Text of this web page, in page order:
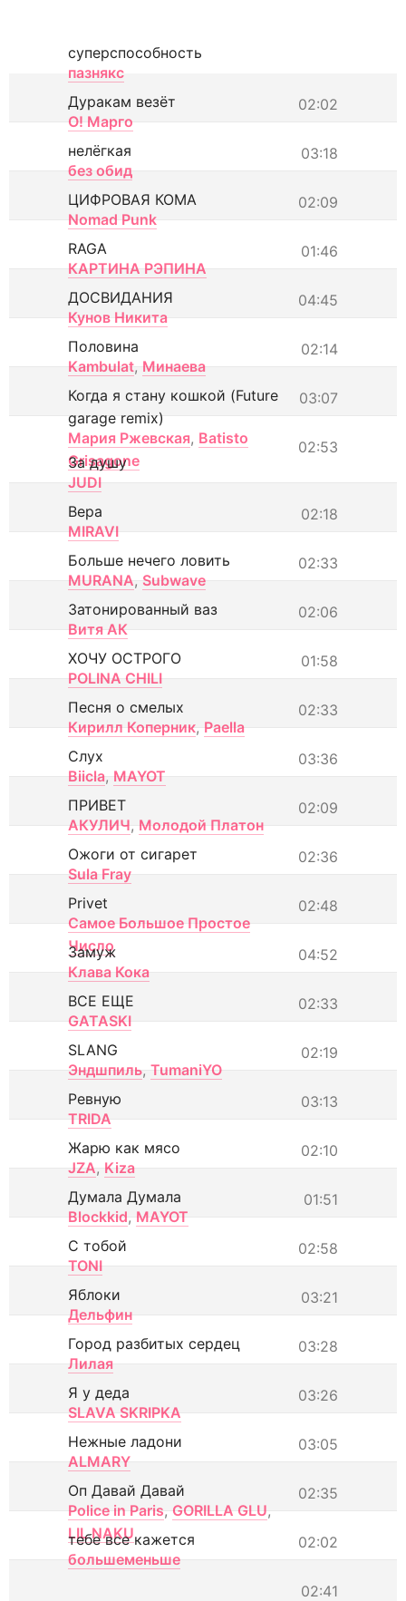
суперспособность
пазнякс
02:02
Дуракам везёт
О! Марго
03:18
нелёгкая
без обид
02:09
ЦИФРОВАЯ КОМА
Nomad Punk
01:46
RAGA
КАРТИНА РЭПИНА
04:45
ДОСВИДАНИЯ
Кунов Никита
02:14
Половина
Kambulat, Минаева
03:07
Когда я стану кошкой (Future
garage remix)
Мария Ржевская, Batisto
Grisagone
02:53
За душу
JUDI
02:18
Вера
MIRAVI
02:33
Больше нечего ловить
MURANA, Subwave
02:06
Затонированный ваз
Витя АК
01:58
ХОЧУ ОСТРОГО
POLINA CHILI
02:33
Песня о смелых
Кирилл Коперник, Paella
03:36
Слух
Biicla, MAYOT
02:09
ПРИВЕТ
АКУЛИЧ, Молодой Платон
02:36
Ожоги от сигарет
Sula Fray
02:48
Privet
Самое Большое Простое
Число
04:52
Замуж
Клава Кока
02:33
ВСЕ ЕЩЕ
GATASKI
02:19
SLANG
Эндшпиль, TumaniYO
03:13
Ревную
TRIDA
02:10
Жарю как мясо
JZA, Kiza
01:51
Думала Думала
Blockkid, MAYOT
02:58
С тобой
TONI
03:21
Яблоки
Дельфин
03:28
Город разбитых сердец
Лилая
03:26
Я у деда
SLAVA SKRIPKA
03:05
Нежные ладони
ALMARY
02:35
Оп Давай Давай
Police in Paris, GORILLA GLU,
LIL NAKU
02:02
тебе все кажется
большеменьше
02:41